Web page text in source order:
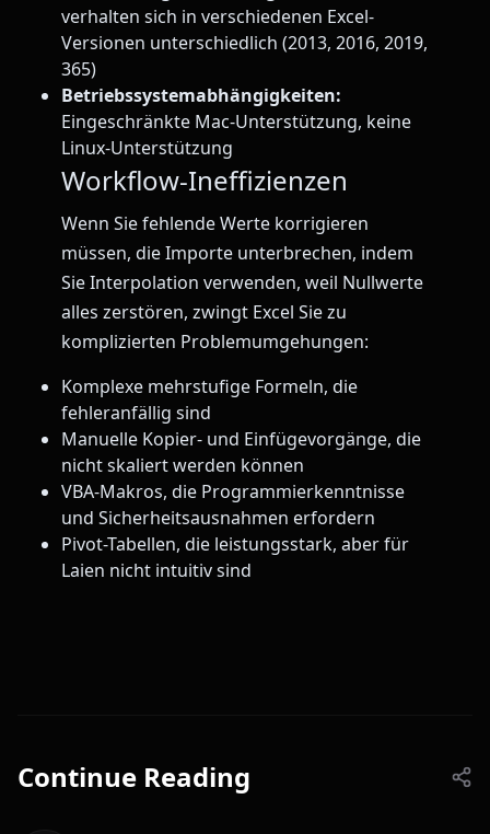
verhalten sich in verschiedenen Excel-
Versionen unterschiedlich (2013, 2016, 2019,
365)
Betriebssystemabhängigkeiten:
Eingeschränkte Mac-Unterstützung, keine
Linux-Unterstützung
Workflow-Ineffizienzen
Wenn Sie fehlende Werte korrigieren
müssen, die Importe unterbrechen, indem
Sie Interpolation verwenden, weil Nullwerte
alles zerstören, zwingt Excel Sie zu
komplizierten Problemumgehungen:
Komplexe mehrstufige Formeln, die
fehleranfällig sind
Manuelle Kopier- und Einfügevorgänge, die
nicht skaliert werden können
VBA-Makros, die Programmierkenntnisse
und Sicherheitsausnahmen erfordern
Pivot-Tabellen, die leistungsstark, aber für
Laien nicht intuitiv sind
Continue Reading